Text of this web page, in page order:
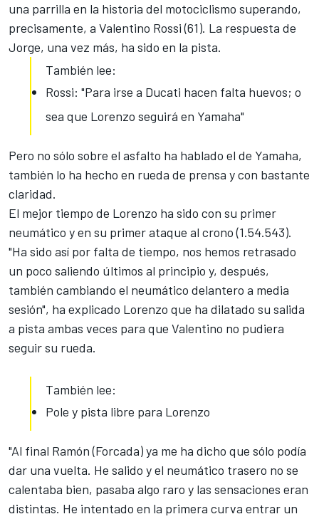
una parrilla en la historia del motociclismo superando,
precisamente, a Valentino Rossi (61). La respuesta de
Jorge, una vez más, ha sido en la pista.
También lee:
Rossi: "Para irse a Ducati hacen falta huevos; o
sea que Lorenzo seguirá en Yamaha"
Pero no sólo sobre el asfalto ha hablado el de Yamaha,
también lo ha hecho en rueda de prensa y con bastante
claridad.
El mejor tiempo de Lorenzo ha sido con su primer
neumático y en su primer ataque al crono (1.54.543).
"Ha sido así por falta de tiempo, nos hemos retrasado
un poco saliendo últimos al principio y, después,
también cambiando el neumático delantero a media
sesión", ha explicado Lorenzo que ha dilatado su salida
a pista ambas veces para que Valentino no pudiera
seguir su rueda.
También lee:
Pole y pista libre para Lorenzo
"Al final Ramón (Forcada) ya me ha dicho que sólo podía
dar una vuelta. He salido y el neumático trasero no se
calentaba bien, pasaba algo raro y las sensaciones eran
distintas. He intentado en la primera curva entrar un